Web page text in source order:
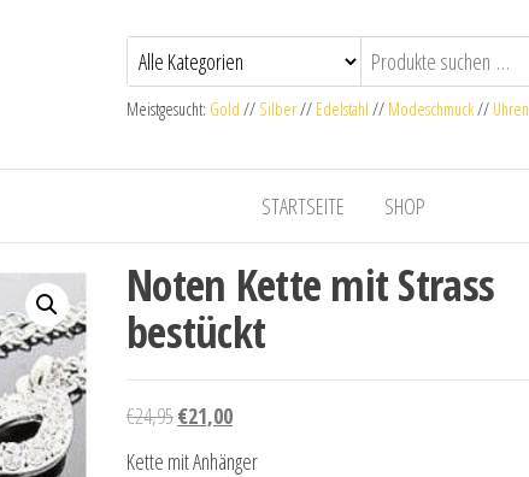
Meistgesucht: Gold // Silber// Edelstahl // Modeschmuck// Uhren
STARTSEITE SHOP
Noten Kette mit Strass
bestückt
€24,95Ursprünglicher Preis war: €24,95
€21,00Aktueller Preis ist: €21,00.
Kette mit Anhänger